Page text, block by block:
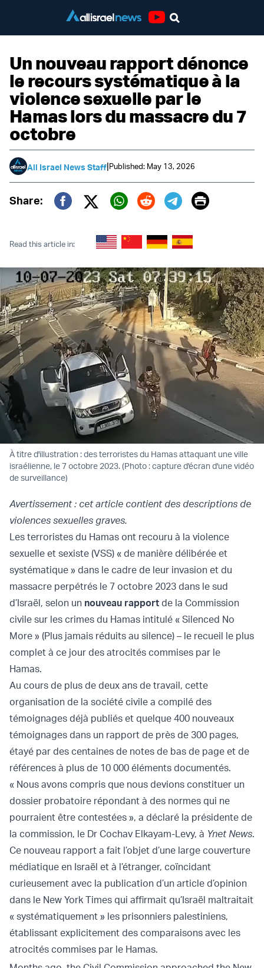
Un nouveau rapport dénonce
le recours systématique à la
violence sexuelle par le
Hamas lors du massacre du 7
octobre
All Israel News Staff|Published: May 13, 2026
Share:
Twitter (X)
Print
Read this article in:
À titre d'illustration : des terroristes du Hamas attaquant une ville
israélienne, le 7 octobre 2023. (Photo : capture d'écran d'une vidéo
de surveillance)
Avertissement : cet article contient des descriptions de
violences sexuelles graves.
Les terroristes du Hamas ont recouru à la violence
sexuelle et sexiste (VSS) « de manière délibérée et
systématique » dans le cadre de leur invasion et du
massacre perpétrés le 7 octobre 2023 dans le sud
d’Israël, selon un nouveau rapport de la Commission
civile sur les crimes du Hamas intitulé « Silenced No
More » (Plus jamais réduits au silence) – le recueil le plus
complet à ce jour des atrocités commises par le
Hamas.
Au cours de plus de deux ans de travail, cette
organisation de la société civile a compilé des
témoignages déjà publiés et quelque 400 nouveaux
témoignages dans un rapport de près de 300 pages,
étayé par des centaines de notes de bas de page et de
références à plus de 10 000 éléments documentés.
« Nous avons compris que nous devions constituer un
dossier probatoire répondant à des normes qui ne
pourraient être contestées », a déclaré la présidente de
la commission, le Dr Cochav Elkayam-Levy, à Ynet News.
Ce nouveau rapport a fait l’objet d’une large couverture
médiatique en Israël et à l’étranger, coïncidant
curieusement avec la publication d’un article d’opinion
dans le New York Times qui affirmait qu’Israël maltraitait
« systématiquement » les prisonniers palestiniens,
établissant explicitement des comparaisons avec les
atrocités commises par le Hamas.